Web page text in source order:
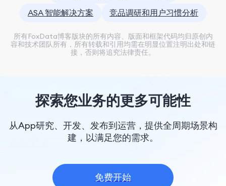
ASA 智能解决方案
竞品调研和用户习惯分析
所有FoxData博客版块的所有内容、版面和框架代码均归原创内
容和技术团队所有，所有转载和引用均需在明显位置注明出处和链
接，否则将追究法律责任。
探索您业务的更多可能性
从App研究、开发、发布到运营，提供全周期场景构
建，以满足您的需求。
免费开始